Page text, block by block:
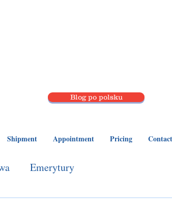
Blog po polsku
Shipment Appointment Pricing Contact
Emerytury